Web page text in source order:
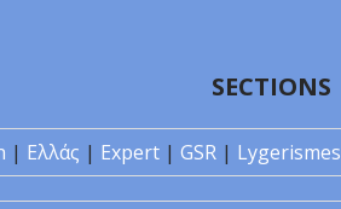
SECTIONS
| Ελλάς | Expert | GSR | Lygerismes